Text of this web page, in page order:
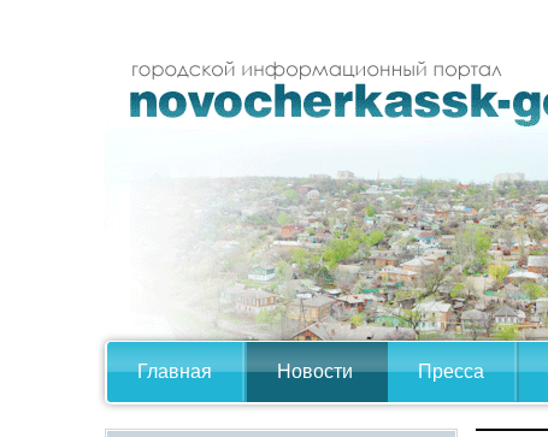
Главная Новости Пресса